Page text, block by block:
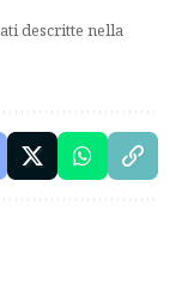
descritte nella